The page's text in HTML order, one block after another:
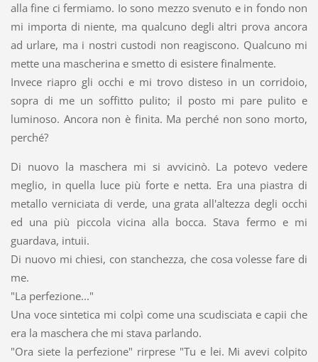
alla fine ci fermiamo. Io sono mezzo svenuto e in fondo non
mi importa di niente, ma qualcuno degli altri prova ancora
ad urlare, ma i nostri custodi non reagiscono. Qualcuno mi
mette una mascherina e smetto di esistere finalmente.
Invece riapro gli occhi e mi trovo disteso in un corridoio,
sopra di me un soffitto pulito; il posto mi pare pulito e
luminoso. Ancora non è finita. Ma perché non sono morto,
perché?
Di nuovo la maschera mi si avvicinò. La potevo vedere
meglio, in quella luce più forte e netta. Era una piastra di
metallo verniciata di verde, una grata all'altezza degli occhi
ed una più piccola vicina alla bocca. Stava fermo e mi
guardava, intuii.
Di nuovo mi chiesi, con stanchezza, che cosa volesse fare di
me.
"La perfezione..."
Una voce sintetica mi colpì come una scudisciata e capii che
era la maschera che mi stava parlando.
"Ora siete la perfezione" rirprese "Tu e lei. Mi avevi colpito